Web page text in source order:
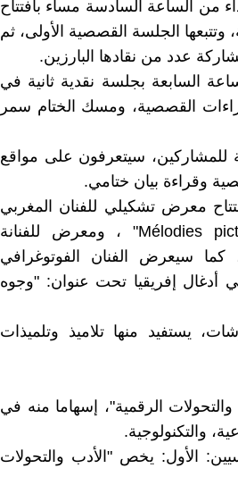
من الساعة السادسة مساء بافتتاح
الجلسة القصصية الأولى، ثم
عدد من نقادها البارزين.
السابعة بجلسة نقدية ثانية في
القصصية، ومسك الختام سمر
للمشاركين، سيتعرفون على مواقع
وقراءة بيان ختامي.
معرض تشكيلي للفنان المغربي
عبد الحفيظ مديوني تحت عنوان: "Mélodies picturales" ، ومعرض للفنانة
كما سيعرض الفنان الفوتوغرافي
أدغال إفريقيا تحت عنوان: "وجوه
يستفيد منها تلاميذ وتلميذات
الرقمية"، إسهاما منه في
والتكنولوجية.
الأول: يخص "الأدب والتحولات